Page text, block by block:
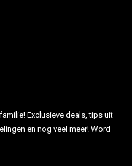
Exclusieve deals, tips uit
en nog veel meer! Word